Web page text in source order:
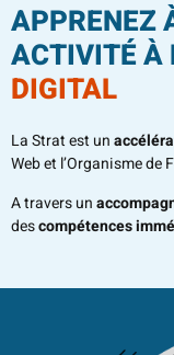
APPRENEZ
ACTIVITÉ À
DIGITAL
La Strat est un
Web et l’Organisme de
A travers un
descompétences